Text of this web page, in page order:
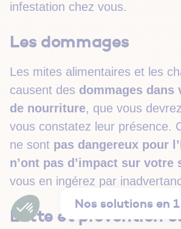
infestation chez vous.
Les dommages
Les mites alimentaires et les
causent des dommages dans
de nourriture, que vous
vous constatez leur présence.
ne sont pas dangereux pour
n’ont pas d’impact sur votre
vous en ingérez par
Lutte et prévention
Nos solutions en